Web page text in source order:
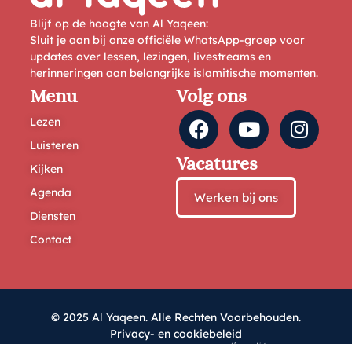
Blijf op de hoogte van Al Yaqeen:
Sluit je aan bij onze officiële WhatsApp-groep voor
updates over lessen, lezingen, livestreams en
herinneringen aan belangrijke islamitische momenten.
Menu
Lezen
Luisteren
Kijken
Agenda
Diensten
Contact
Volg ons
Vacatures
Werken bij ons
© 2025 Al Yaqeen. Alle Rechten Voorbehouden.
Privacy- en cookiebeleid